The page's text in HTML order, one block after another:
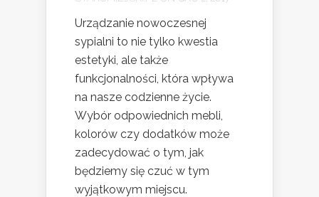
Urządzanie nowoczesnej
sypialni to nie tylko kwestia
estetyki, ale także
funkcjonalności, która wpływa
na nasze codzienne życie.
Wybór odpowiednich mebli,
kolorów czy dodatków może
zadecydować o tym, jak
będziemy się czuć w tym
wyjątkowym miejscu.